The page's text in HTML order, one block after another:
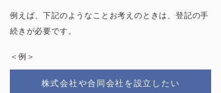
例えば、下記のようなことお考えのときは、登記の手
続きが必要です。
＜例＞
株式会社や合同会社を設立したい